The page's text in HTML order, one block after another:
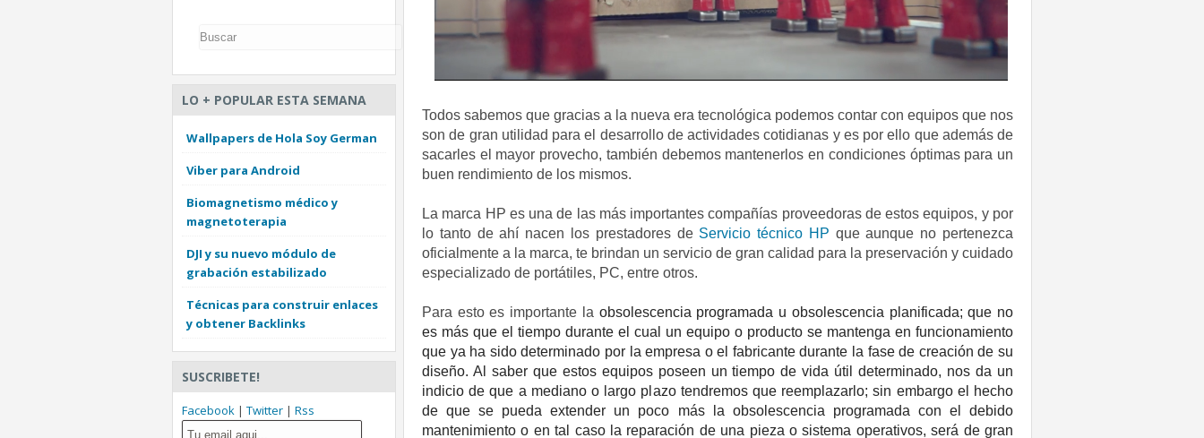
Todos sabemos que gracias a la nueva era tecnológica podemos contar con equipos que nos
son de gran utilidad para el desarrollo de actividades cotidianas y es por ello que además de
sacarles el mayor provecho, también debemos mantenerlos en condiciones óptimas para un
buen rendimiento de los mismos.
La marca HP es una de las más importantes compañías proveedoras de estos equipos, y por
lo tanto de ahí nacen los prestadores de Servicio técnico HP que aunque no pertenezca
oficialmente a la marca, te brindan un servicio de gran calidad para la preservación y cuidado
especializado de portátiles, PC, entre otros.
Para esto es importante la obsolescencia programada u obsolescencia planificada; que no
es más que el tiempo durante el cual un equipo o producto se mantenga en funcionamiento
que ya ha sido determinado por la empresa o el fabricante durante la fase de creación de su
diseño. Al saber que estos equipos poseen un tiempo de vida útil determinado, nos da un
indicio de que a mediano o largo plazo tendremos que reemplazarlo; sin embargo el hecho
de que se pueda extender un poco más la obsolescencia programada con el debido
mantenimiento o en tal caso la reparación de una pieza o sistema operativos, será de gran
LO + POPULAR ESTA SEMANA
Wallpapers de Hola Soy German
Viber para Android
Biomagnetismo médico y
magnetoterapia
DJI y su nuevo módulo de
grabación estabilizado
Técnicas para construir enlaces
y obtener Backlinks
SUSCRIBETE!
Facebook | Twitter | Rss